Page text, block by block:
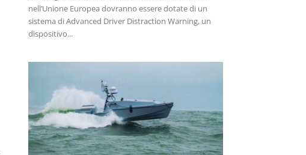
nell’Unione Europea dovranno essere dotate di un
sistema di Advanced Driver Distraction Warning, un
dispositivo...